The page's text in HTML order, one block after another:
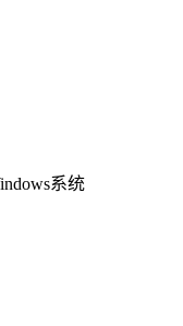
系统